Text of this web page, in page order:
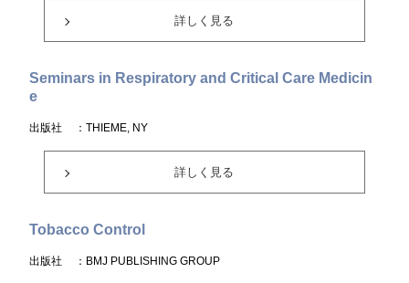
詳しく見る
Seminars in Respiratory and Critical Care Medicin
e
出版社 ：THIEME, NY
詳しく見る
Tobacco Control
出版社 ：BMJ PUBLISHING GROUP